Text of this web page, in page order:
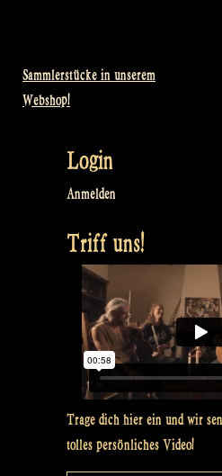
Beitragsnavigation
Sammlerstücke in unserem
Webshop!
Login
Anmelden
Triff uns!
Trage dich hier ein und wir
tolles persönliches Video!